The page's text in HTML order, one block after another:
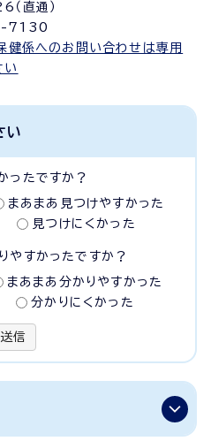
直通）
7130
係へのお問い合わせは専用
い
い
ったですか？
まあまあ見つけやすかった
見つけにくかった
やすかったですか？
まあまあ分かりやすかった
分かりにくかった
送信